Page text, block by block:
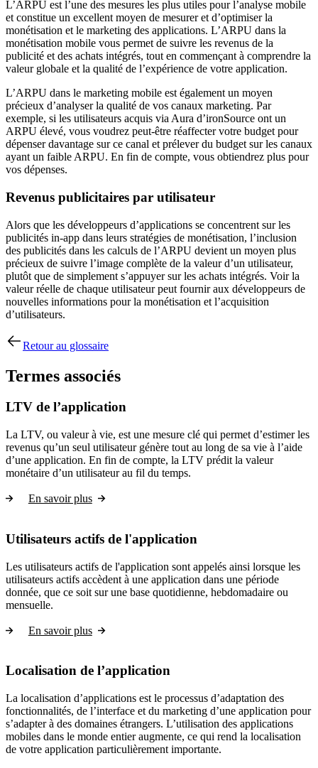
L’ARPU est l’une des mesures les plus utiles pour l’analyse mobile
et constitue un excellent moyen de mesurer et d’optimiser la
monétisation et le marketing des applications. L’ARPU dans la
monétisation mobile vous permet de suivre les revenus de la
publicité et des achats intégrés, tout en commençant à comprendre la
valeur globale et la qualité de l’expérience de votre application.
L’ARPU dans le marketing mobile est également un moyen
précieux d’analyser la qualité de vos canaux marketing. Par
exemple, si les utilisateurs acquis via Aura d’ironSource ont un
ARPU élevé, vous voudrez peut-être réaffecter votre budget pour
dépenser davantage sur ce canal et prélever du budget sur les canaux
ayant un faible ARPU. En fin de compte, vous obtiendrez plus pour
vos dépenses.
Revenus publicitaires par utilisateur
Alors que les développeurs d’applications se concentrent sur les
publicités in-app dans leurs stratégies de monétisation, l’inclusion
des publicités dans les calculs de l’ARPU devient un moyen plus
précieux de suivre l’image complète de la valeur d’un utilisateur,
plutôt que de simplement s’appuyer sur les achats intégrés. Voir la
valeur réelle de chaque utilisateur peut fournir aux développeurs de
nouvelles informations pour la monétisation et l’acquisition
d’utilisateurs.
Retour au glossaire
Termes associés
LTV de l’application
La LTV, ou valeur à vie, est une mesure clé qui permet d’estimer les
revenus qu’un seul utilisateur génère tout au long de sa vie à l’aide
d’une application. En fin de compte, la LTV prédit la valeur
monétaire d’un utilisateur au fil du temps.
En savoir plus
Utilisateurs actifs de l'application
Les utilisateurs actifs de l'application sont appelés ainsi lorsque les
utilisateurs actifs accèdent à une application dans une période
donnée, que ce soit sur une base quotidienne, hebdomadaire ou
mensuelle.
En savoir plus
Localisation de l’application
La localisation d’applications est le processus d’adaptation des
fonctionnalités, de l’interface et du marketing d’une application pour
s’adapter à des domaines étrangers. L’utilisation des applications
mobiles dans le monde entier augmente, ce qui rend la localisation
de votre application particulièrement importante.